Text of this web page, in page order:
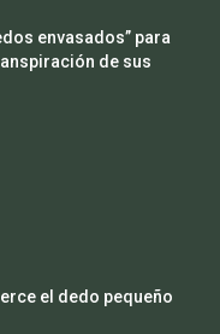
envasados” para
de sus
el dedo pequeño